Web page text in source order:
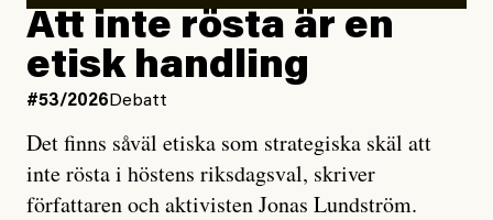
rörelsen. Eller så har en inga bevis, bara misstankar,
och då ska en efterforska diskret, just för att inte skapa
oro inom rörelsen.
Artikeln undersöker inte, som ETC påstår, ”vad som
är sant, vad som är rykten”, utan den bidrar bara till
ännu mer ryktesspridning. Det finns inte ett enda bevis
Att inte rösta är en
etisk handling
#53/2026 Debatt
Det finns såväl etiska som strategiska skäl att
inte rösta i höstens riksdagsval, skriver
författaren och aktivisten Jonas Lundström.